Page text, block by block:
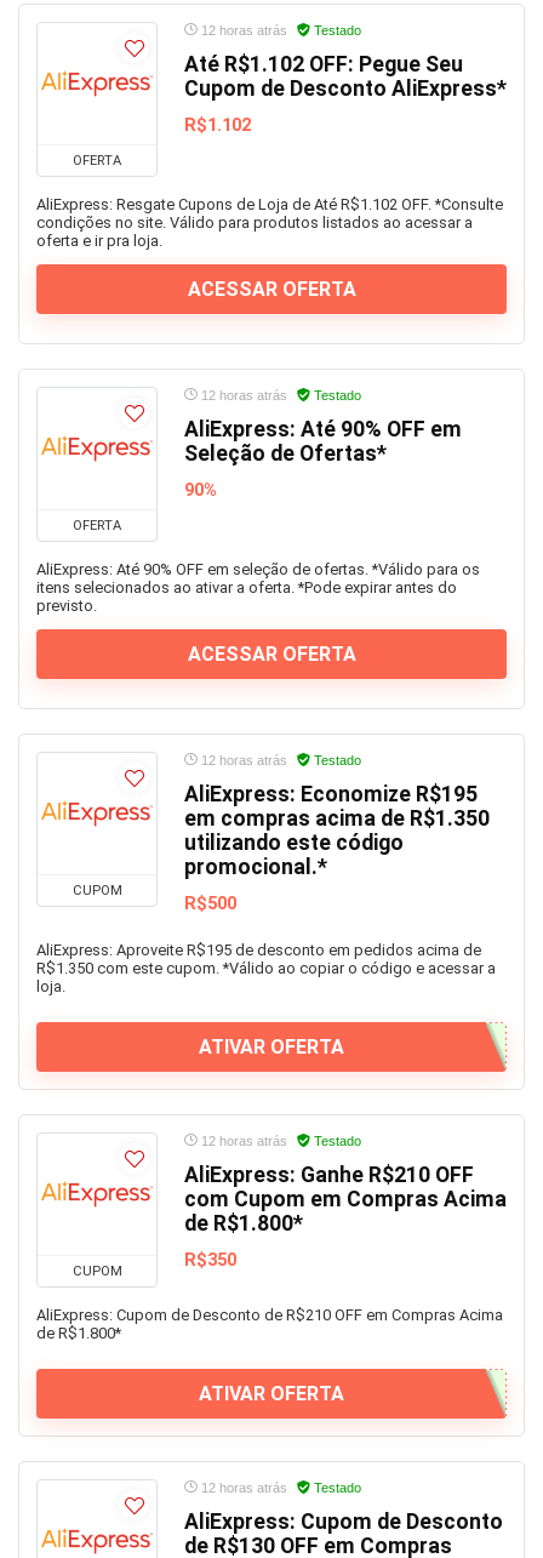
OFERTA
12 horas atrás Testado
Até R$1.102 OFF: Pegue Seu
Cupom de Desconto AliExpress*
R$1.102
AliExpress: Resgate Cupons de Loja de Até R$1.102 OFF. *Consulte
condições no site. Válido para produtos listados ao acessar a
oferta e ir pra loja.
ACESSAR OFERTA
OFERTA
12 horas atrás Testado
AliExpress: Até 90% OFF em
Seleção de Ofertas*
90%
AliExpress: Até 90% OFF em seleção de ofertas. *Válido para os
itens selecionados ao ativar a oferta. *Pode expirar antes do
previsto.
ACESSAR OFERTA
CUPOM
12 horas atrás Testado
AliExpress: Economize R$195
em compras acima de R$1.350
utilizando este código
promocional.*
R$500
AliExpress: Aproveite R$195 de desconto em pedidos acima de
R$1.350 com este cupom. *Válido ao copiar o código e acessar a
loja.
ATIVAR OFERTA
CUPOM
12 horas atrás Testado
AliExpress: Ganhe R$210 OFF
com Cupom em Compras Acima
de R$1.800*
R$350
AliExpress: Cupom de Desconto de R$210 OFF em Compras Acima
de R$1.800*
ATIVAR OFERTA
12 horas atrás Testado
AliExpress: Cupom de Desconto
de R$130 OFF em Compras